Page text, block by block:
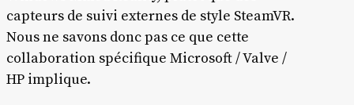
capteurs de suivi externes de style SteamVR.
Nous ne savons donc pas ce que cette
collaboration spécifique Microsoft / Valve /
HP implique.